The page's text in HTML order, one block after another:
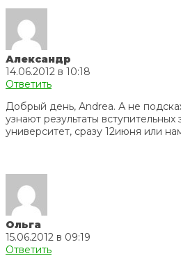
Александр
14.06.2012 в 10:18
Ответить
Добрый день, Andrea. А не
узнают результаты
университет, сразу 12июня или
Ольга
15.06.2012 в 09:19
Ответить